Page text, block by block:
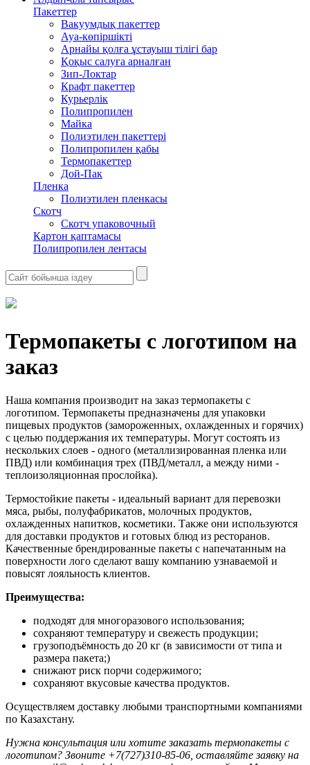
Пакеттер
Вакуумдық пакеттер
Ауа-көпіршікті
Арнайы қолға ұстауыш тілігі бар
Қоқыс салуға арналған
Зип-Локтар
Крафт пакеттер
Курьерлік
Полипропилен
Майка
Полиэтилен пакеттері
Полипропилен қабы
Термопакеттер
Дой-Пак
Пленка
Полиэтилен пленкасы
Скотч
Скотч упаковочный
Картон қаптамасы
Полипропилен лентасы
Термопакеты с логотипом на
заказ
Наша компания производит на заказ термопакеты с
логотипом. Термопакеты предназначены для упаковки
пищевых продуктов (замороженных, охлажденных и горячих)
с целью поддержания их температуры. Могут состоять из
нескольких слоев - одного (металлизированная пленка или
ПВД) или комбинация трех (ПВД/металл, а между ними -
теплоизоляционная прослойка).
Термостойкие пакеты - идеальный вариант для перевозки
мяса, рыбы, полуфабрикатов, молочных продуктов,
охлажденных напитков, косметики. Также они используются
для доставки продуктов и готовых блюд из ресторанов.
Качественные брендированные пакеты с напечатанным на
поверхности лого сделают вашу компанию узнаваемой и
повысят лояльность клиентов.
Преимущества:
подходят для многоразового использования;
сохраняют температуру и свежесть продукции;
грузоподъёмность до 20 кг (в зависимости от типа и
размера пакета;)
снижают риск порчи содержимого;
сохраняют вкусовые качества продуктов.
Осуществляем доставку любыми транспортными компаниями
по Казахстану.
Нужна консультация или хотите заказать термопакеты с
логотипом? Звоните +7(727)310-85-06, оставляйте заявку на